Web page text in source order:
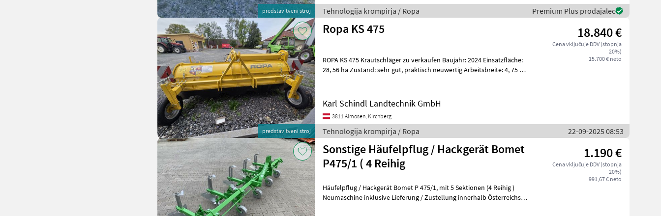
predstavitveni stroj Tehnologija krompirja / Ropa Premium Plus prodajalec
predstavitveni stroj
Ropa KS 475 18.840 €
Cena vključuje DDV (stopnja
20%)
15.700 € neto
ROPA KS 475 Krautschläger zu verkaufen Baujahr: 2024 Einsatzfläche:
28, 56 ha Zustand: sehr gut, praktisch neuwertig Arbeitsbreite: 4, 75 m
Karl Schindl Landtechnik GmbH
3811 Almosen, Kirchberg
Tehnologija krompirja / Ropa 22-09-2025 08:53
Sonstige Häufelpflug / Hackgerät Bomet
P475/1 ( 4 Reihig
1.190 €
Cena vključuje DDV (stopnja
20%)
991,67 € neto
Häufelpflug / Hackgerät Bomet P 475/1, mit 5 Sektionen (4 Reihig )
Neumaschine inklusive Lieferung / Zustellung innerhalb Österreichs!!